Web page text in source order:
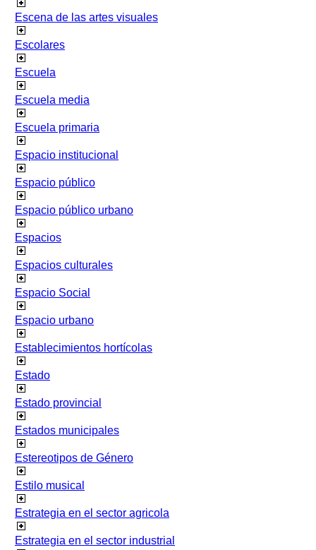
Escena de las artes visuales
Escolares
Escuela
Escuela media
Escuela primaria
Espacio institucional
Espacio público
Espacio público urbano
Espacios
Espacios culturales
Espacio Social
Espacio urbano
Establecimientos hortícolas
Estado
Estado provincial
Estados municipales
Estereotipos de Género
Estilo musical
Estrategia en el sector agricola
Estrategia en el sector industrial